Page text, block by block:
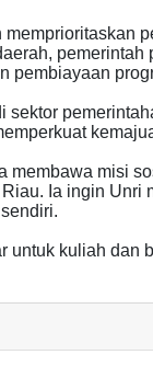
pemerintah
pembiayaan
sektor
membawa misi
Ia ingin Unri
untuk kuliah dan